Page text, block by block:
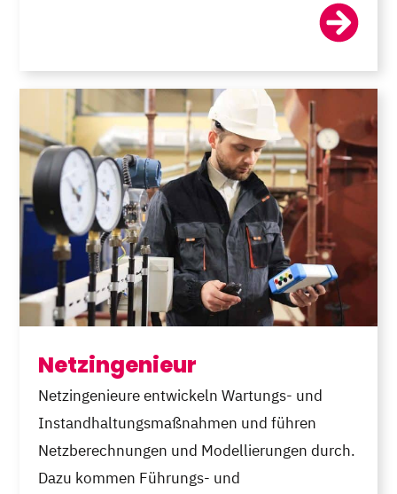
Netzingenieur
Netzingenieure entwickeln Wartungs- und
Instandhaltungsmaßnahmen und führen
Netzberechnungen und Modellierungen durch.
Dazu kommen Führungs- und